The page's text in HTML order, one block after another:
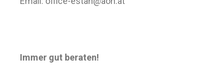
Immer gut beraten!